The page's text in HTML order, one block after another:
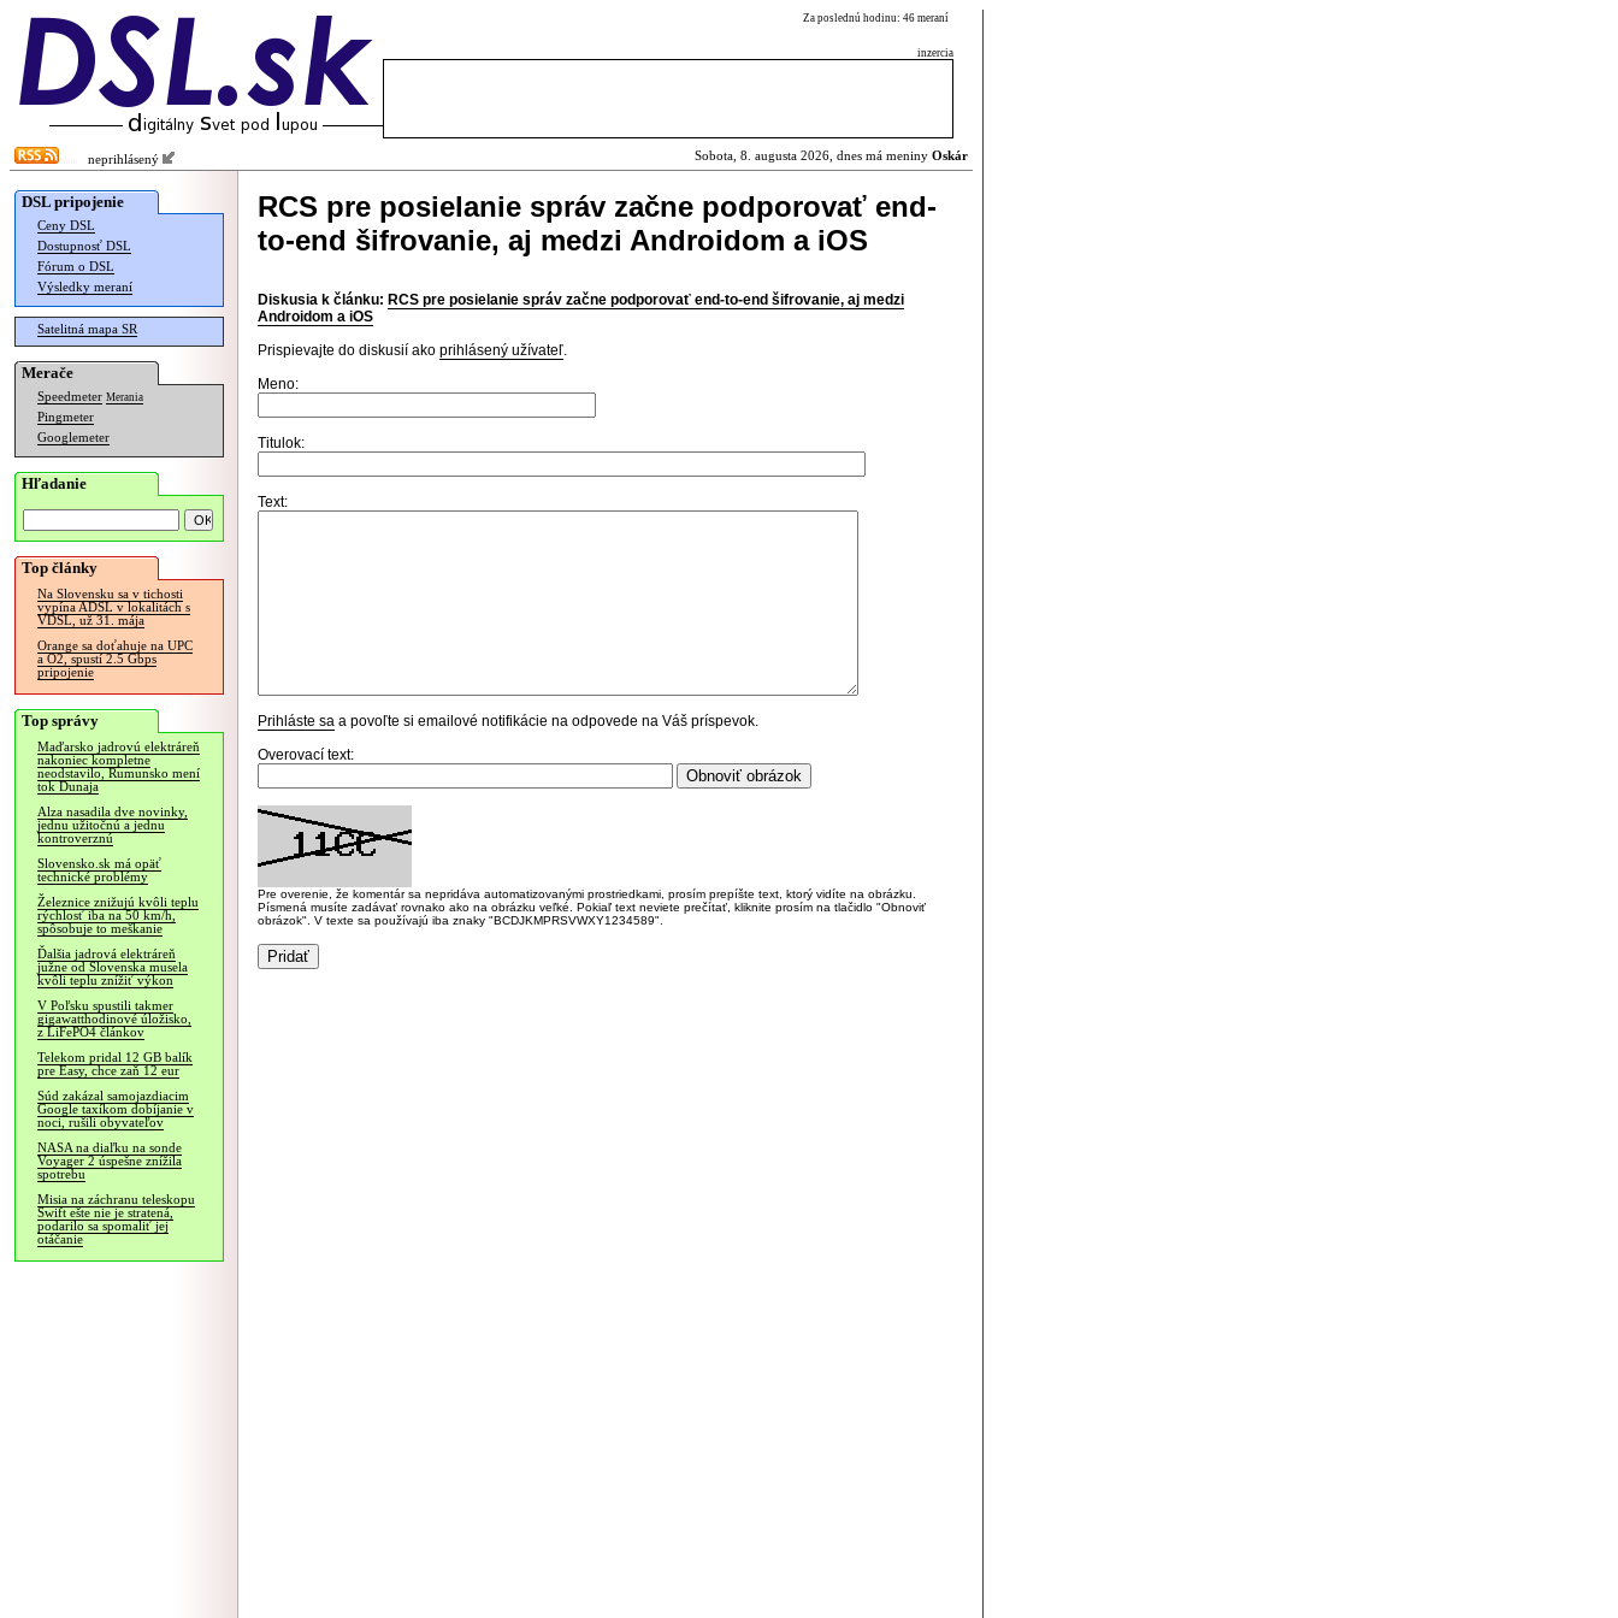
Za poslednú hodinu: 46 meraní
inzercia
neprihlásený Sobota, 8. augusta 2026, dnes má meniny Oskár
DSL pripojenie
Ceny DSL
Dostupnosť DSL
Fórum o DSL
Výsledky meraní
Satelitná mapa SR
Merače
Speedmeter Merania
Pingmeter
Googlemeter
Hľadanie
Top články
Na Slovensku sa v tichosti
vypína ADSL v lokalitách s
VDSL, už 31. mája
Orange sa doťahuje na UPC
a O2, spustí 2.5 Gbps
pripojenie
Top správy
Maďarsko jadrovú elektráreň
nakoniec kompletne
neodstavilo, Rumunsko mení
tok Dunaja
Alza nasadila dve novinky,
jednu užitočnú a jednu
kontroverznú
Slovensko.sk má opäť
technické problémy
Železnice znižujú kvôli teplu
rýchlosť iba na 50 km/h,
spôsobuje to meškanie
Ďalšia jadrová elektráreň
južne od Slovenska musela
kvôli teplu znížiť výkon
V Poľsku spustili takmer
gigawatthodinové úložisko,
z LiFePO4 článkov
Telekom pridal 12 GB balík
pre Easy, chce zaň 12 eur
Súd zakázal samojazdiacim
Google taxíkom dobíjanie v
noci, rušili obyvateľov
NASA na diaľku na sonde
Voyager 2 úspešne znížila
spotrebu
Misia na záchranu teleskopu
Swift ešte nie je stratená,
podarilo sa spomaliť jej
otáčanie
RCS pre posielanie správ začne podporovať end-
to-end šifrovanie, aj medzi Androidom a iOS
Diskusia k článku: RCS pre posielanie správ začne podporovať end-to-end šifrovanie, aj medzi
Androidom a iOS
Prispievajte do diskusií ako prihlásený užívateľ.
Meno:
Titulok:
Text:
Prihláste sa a povoľte si emailové notifikácie na odpovede na Váš príspevok.
Overovací text:
Pre overenie, že komentár sa nepridáva automatizovanými prostriedkami, prosím prepíšte text, ktorý vidíte na obrázku.
Písmená musíte zadávať rovnako ako na obrázku veľké. Pokiaľ text neviete prečítať, kliknite prosím na tlačidlo "Obnoviť
obrázok". V texte sa používajú iba znaky "BCDJKMPRSVWXY1234589".